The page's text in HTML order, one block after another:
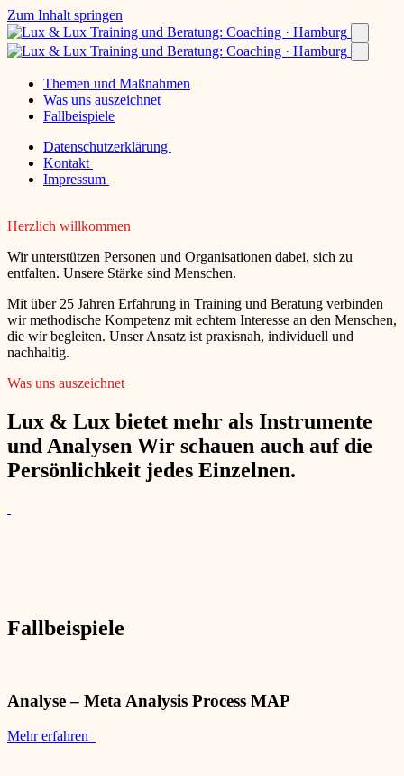
Zum Inhalt springen
Themen und Maßnahmen
Was uns auszeichnet
Fallbeispiele
Datenschutzerklärung
Kontakt
Impressum
Herzlich willkommen
Wir unterstützen Personen und Organisationen dabei, sich zu
entfalten. Unsere Stärke sind Menschen.
Mit über 25 Jahren Erfahrung in Training und Beratung verbinden
wir methodische Kompetenz mit echtem Interesse an den Menschen,
die wir begleiten. Unser Ansatz ist praxisnah, individuell und
nachhaltig.
Was uns auszeichnet
Lux & Lux bietet mehr als Instrumente
und Analysen Wir schauen auch auf die
Persönlichkeit jedes Einzelnen.
Fallbeispiele
Analyse – Meta Analysis Process MAP
Mehr erfahren